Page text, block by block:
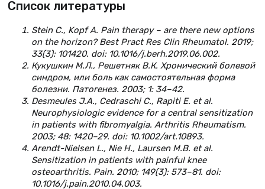
Список литературы
Stein C., Kopf A. Pain therapy – are there new options
on the horizon? Best Pract Res Clin Rheumatol. 2019;
33(3): 101420. doi: 10.1016/j.berh.2019.06.002.
Кукушкин М.Л., Решетняк В.К. Хронический болевой
синдром, или боль как самостоятельная форма
болезни. Патогенез. 2003; 1: 34–42.
Desmeules J.A., Cedraschi C., Rapiti E. et al.
Neurophysiologic evidence for a central sensitization
in patients with fibromyalgia. Arthritis Rheumatism.
2003; 48: 1420–29. doi: 10.1002/art.10893.
Arendt-Nielsen L., Nie H., Laursen M.B. et al.
Sensitization in patients with painful knee
osteoarthritis. Pain. 2010; 149(3): 573–81. doi:
10.1016/j.pain.2010.04.003.